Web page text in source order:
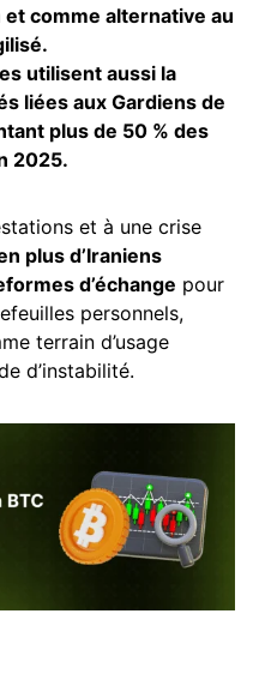
comme alternative au
utilisent aussi la
liées aux Gardiens de
plus de 50 % des
2025.
et à une crise
plus d’Iraniens
d’échange pour
personnels,
terrain d’usage
d’instabilité.